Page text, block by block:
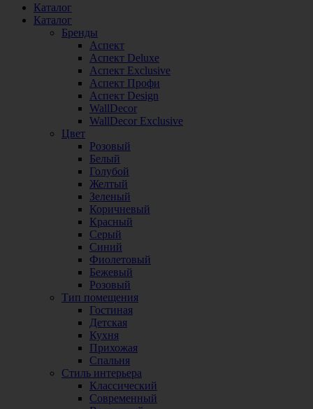
Каталог
Каталог
Бренды
Аспект
Аспект Deluxe
Аспект Exclusive
Аспект Профи
Аспект Design
WallDecor
WallDecor Exclusive
Цвет
Розовый
Белый
Голубой
Желтый
Зеленый
Коричневый
Красный
Серый
Синий
Фиолетовый
Бежевый
Розовый
Тип помещения
Гостиная
Детская
Кухня
Прихожая
Спальня
Стиль интерьера
Классический
Современный